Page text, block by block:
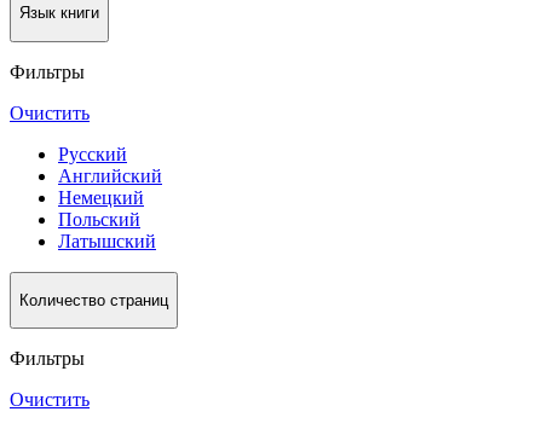
Язык книги
Фильтры
Очистить
Русский
Английский
Немецкий
Польский
Латышский
Количество страниц
Фильтры
Очистить